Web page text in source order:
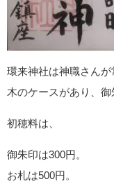
朝先輩の信心深さだ
です。
環来神社の御神徳が
環来神社の御